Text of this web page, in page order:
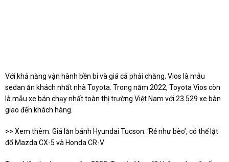
Với khả năng vận hành bền bỉ và giá cả phải chăng, Vios là mẫu
sedan ăn khách nhất nhà Toyota. Trong năm 2022, Toyota Vios còn
là mẫu xe bán chạy nhất toàn thị trường Việt Nam với 23.529 xe bàn
giao đến khách hàng.
>> Xem thêm: Giá lăn bánh Hyundai Tucson: ‘Rẻ như bèo’, có thể lật
đổ Mazda CX-5 và Honda CR-V